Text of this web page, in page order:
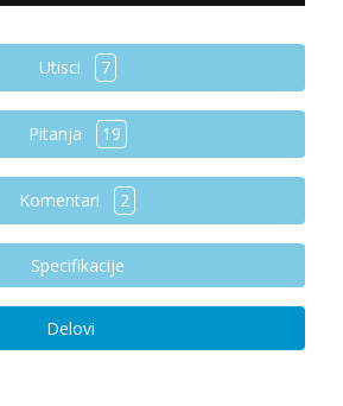
Utisci 7
Pitanja 19
Komentari 2
Specifikacije
Delovi